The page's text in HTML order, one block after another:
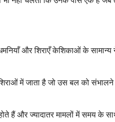
और शिराएँ केशिकाओं के
में जाता है जो उस बल को
हैं और ज्यादातर मामलों में समय के